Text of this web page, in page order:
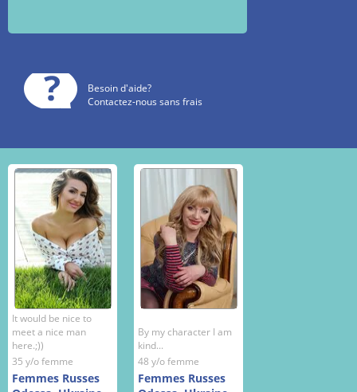
Besoin d'aide?
Contactez-nous sans frais
It would be nice to
meet a nice man
here.;))
35 y/o femme
Femmes Russes
By my character I am
kind...
48 y/o femme
Femmes Russes